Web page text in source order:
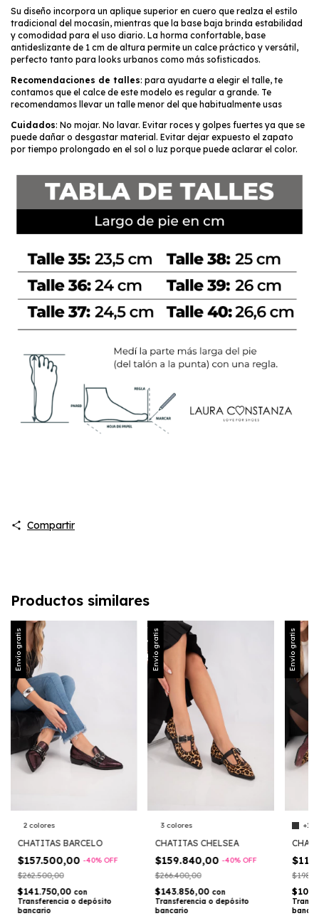
Su diseño incorpora un aplique superior en cuero que realza el estilo
tradicional del mocasín, mientras que la base baja brinda estabilidad
y comodidad para el uso diario. La horma confortable, base
antideslizante de 1 cm de altura permite un calce práctico y versátil,
perfecto tanto para looks urbanos como más sofisticados.
Recomendaciones de talles: para ayudarte a elegir el talle, te
contamos que el calce de este modelo es regular a grande. Te
recomendamos llevar un talle menor del que habitualmente usas
Cuidados: No mojar. No lavar. Evitar roces y golpes fuertes ya que se
puede dañar o desgastar material. Evitar dejar expuesto el zapato
por tiempo prolongado en el sol o luz porque puede aclarar el color.
Compartir
Productos similares
Envío gratis
2 colores
CHATITAS BARCELO
$157.500,00-40% OFF
$262.500,00
$141.750,00 con
Transferencia o depósito
bancario
Envío gratis
3 colores
CHATITAS CHELSEA
$159.840,00-40% OFF
$266.400,00
$143.856,00 con
Transferencia o depósito
bancario
Envío gratis
+1